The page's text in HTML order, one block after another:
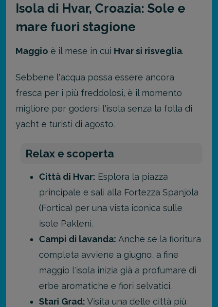
Isola di Hvar, Croazia: Sole e
mare fuori stagione
Maggio è il mese in cui Hvar si risveglia.
Sebbene l'acqua possa essere ancora
fresca per i più freddolosi, è il momento
migliore per godersi l'isola senza la folla di
yacht e turisti di agosto.
Relax e scoperta
Città di Hvar: Esplora la piazza
principale e sali alla Fortezza Spanjola
(Fortica) per una vista iconica sulle
isole Pakleni.
Campi di lavanda: Anche se la fioritura
completa avviene a giugno, a fine
maggio l'isola inizia già a profumare di
erbe aromatiche e fiori selvatici.
Stari Grad: Visita una delle città più